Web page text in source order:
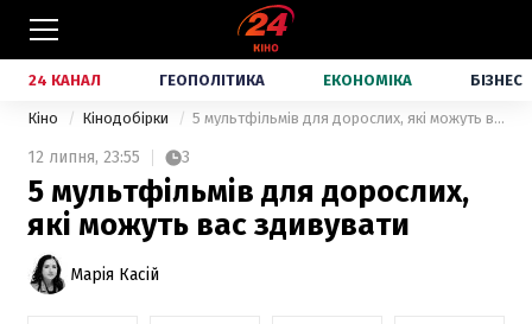
24 КАНАЛ ГЕОПОЛІТИКА ЕКОНОМІКА БІЗНЕС
Кіно Кінодобірки 5 мультфільмів для дорослих, які можуть вас здивувати
12 липня, 23:55 3
5 мультфільмів для дорослих,
які можуть вас здивувати
Марія Касій